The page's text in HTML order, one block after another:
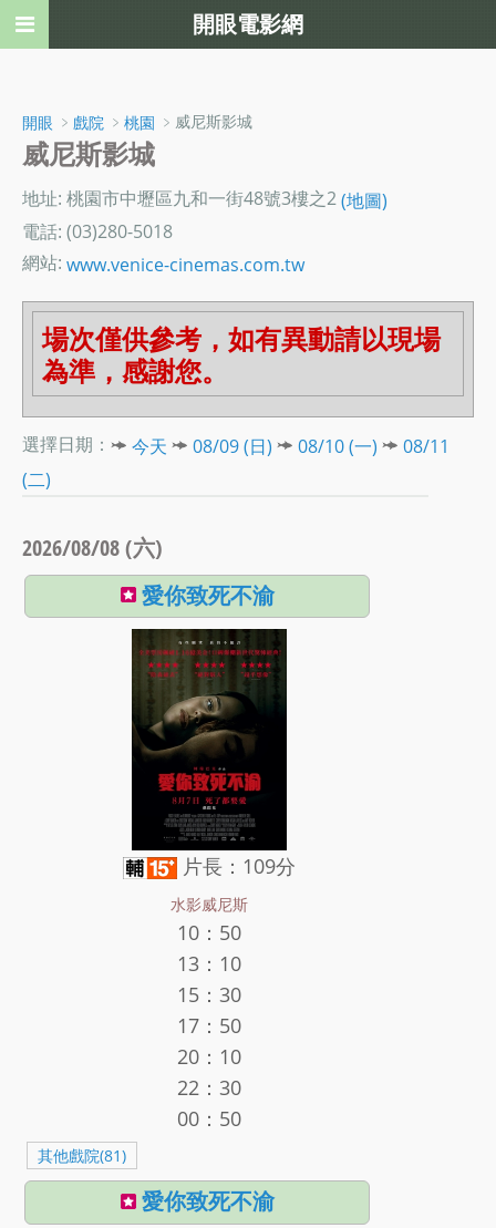
開眼 ﹥ 戲院 ﹥ 桃園 ﹥威尼斯影城
威尼斯影城
地址: 桃園市中壢區九和一街48號3樓之2(地圖)
電話: (03)280-5018
網站: www.venice-cinemas.com.tw
場次僅供參考，如有異動請以現場
為準，感謝您。
選擇日期： 今天 08/09 (日) 08/10 (一)
08/11
(二)
2026/08/08 (六)
愛你致死不渝
片長：109分
水影威尼斯
10：50
13：10
15：30
17：50
20：10
22：30
00：50
其他戲院(81)
愛你致死不渝
開眼電影網